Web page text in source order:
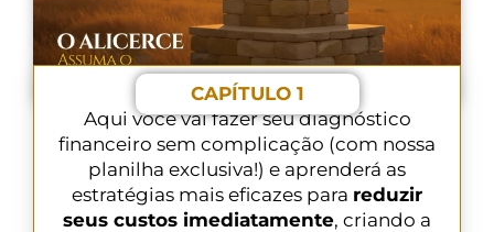
CAPÍTULO 1
Aqui você vai fazer seu diagnóstico
financeiro sem complicação (com nossa
planilha exclusiva!) e aprenderá as
estratégias mais eficazes para reduzir
seus custos imediatamente, criando a